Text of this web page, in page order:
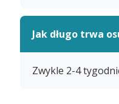
Jak długo trwa
Zwykle 2-4